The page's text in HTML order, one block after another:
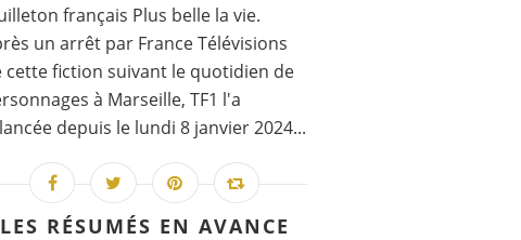
français Plus belle la vie.
un arrêt par France Télévisions
cette fiction suivant le quotidien de
à Marseille, TF1 l'a
depuis le lundi 8 janvier 2024...
LES RÉSUMÉS EN AVANCE